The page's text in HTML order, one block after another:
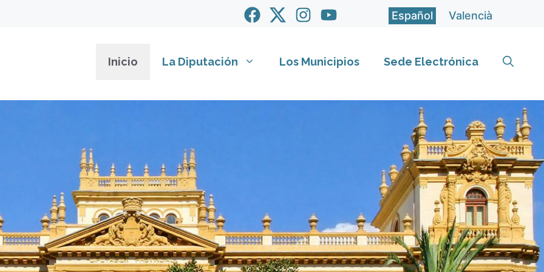
Español Valencià
Inicio La Diputación Los Municipios Sede Electrónica